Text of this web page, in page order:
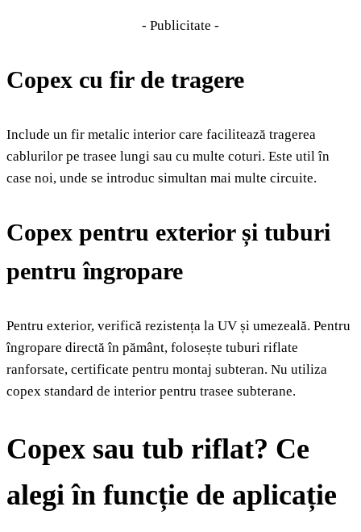
- Publicitate -
Copex cu fir de tragere
Include un fir metalic interior care facilitează tragerea
cablurilor pe trasee lungi sau cu multe coturi. Este util în
case noi, unde se introduc simultan mai multe circuite.
Copex pentru exterior și tuburi
pentru îngropare
Pentru exterior, verifică rezistența la UV și umezeală. Pentru
îngropare directă în pământ, folosește tuburi riflate
ranforsate, certificate pentru montaj subteran. Nu utiliza
copex standard de interior pentru trasee subterane.
Copex sau tub riflat? Ce
alegi în funcție de aplicație